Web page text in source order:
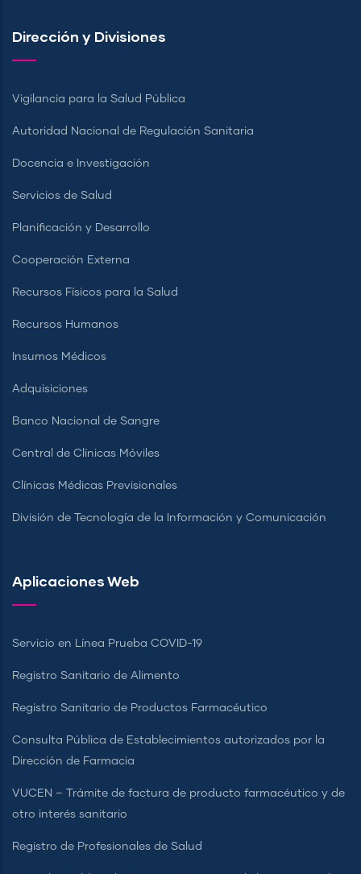
Dirección y Divisiones
Vigilancia para la Salud Pública
Autoridad Nacional de Regulación Sanitaria
Docencia e Investigación
Servicios de Salud
Planificación y Desarrollo
Cooperación Externa
Recursos Físicos para la Salud
Recursos Humanos
Insumos Médicos
Adquisiciones
Banco Nacional de Sangre
Central de Clínicas Móviles
Clínicas Médicas Previsionales
División de Tecnología de la Información y Comunicación
Aplicaciones Web
Servicio en Línea Prueba COVID-19
Registro Sanitario de Alimento
Registro Sanitario de Productos Farmacéutico
Consulta Pública de Establecimientos autorizados por la
Dirección de Farmacia
VUCEN – Trámite de factura de producto farmacéutico y de
otro interés sanitario
Registro de Profesionales de Salud